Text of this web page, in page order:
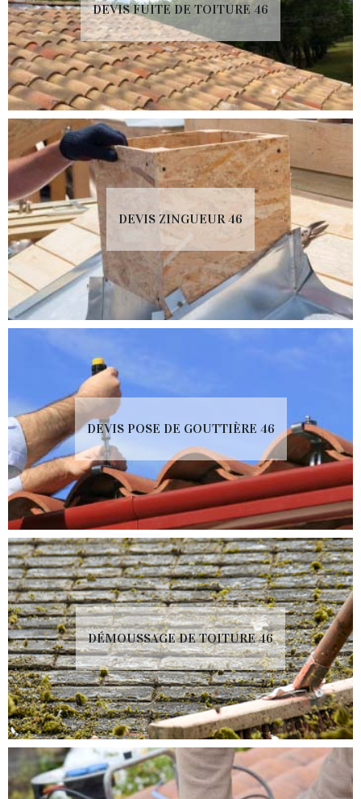
DEVIS FUITE DE TOITURE 46
DEVIS ZINGUEUR 46
DEVIS POSE DE GOUTTIÈRE 46
DÉMOUSSAGE DE TOITURE 46